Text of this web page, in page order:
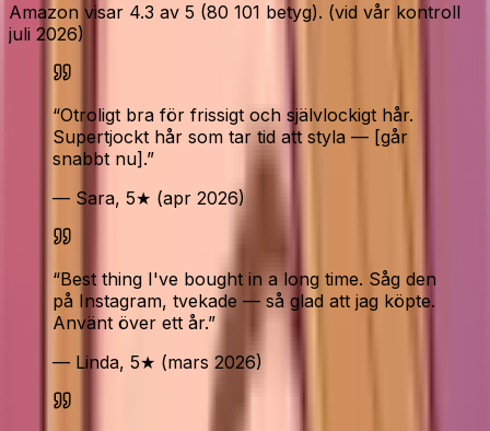
Amazon visar 4.3 av 5 (80 101 betyg). (vid vår kontroll
juli 2026)
“Otroligt bra för frissigt och självlockigt hår.
Supertjockt hår som tar tid att styla — [går
snabbt nu].”
— Sara, 5★ (apr 2026)
“Best thing I've bought in a long time. Såg den
på Instagram, tvekade — så glad att jag köpte.
Använt över ett år.”
— Linda, 5★ (mars 2026)